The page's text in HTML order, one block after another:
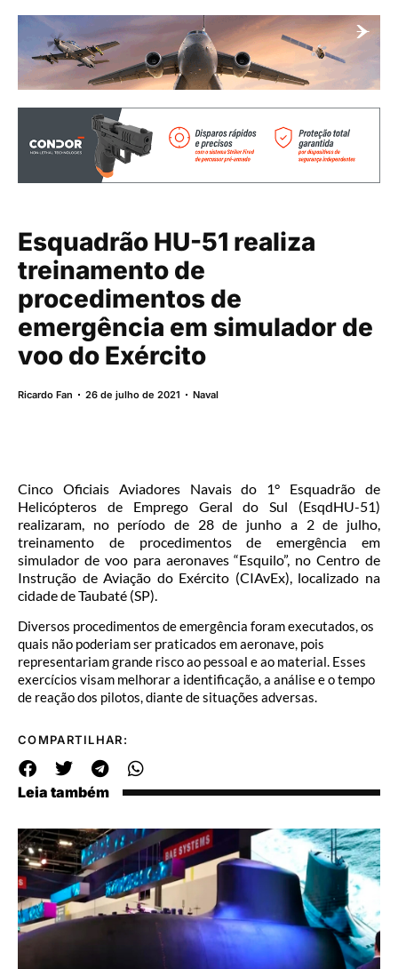
Esquadrão HU-51 realiza
treinamento de
procedimentos de
emergência em simulador de
voo do Exército
Ricardo Fan 26 de julho de 2021 Naval
Cinco Oficiais Aviadores Navais do 1° Esquadrão de
Helicópteros de Emprego Geral do Sul (EsqdHU-51)
realizaram, no período de 28 de junho a 2 de julho,
treinamento de procedimentos de emergência em
simulador de voo para aeronaves “Esquilo”, no Centro de
Instrução de Aviação do Exército (CIAvEx), localizado na
cidade de Taubaté (SP).
Diversos procedimentos de emergência foram executados, os
quais não poderiam ser praticados em aeronave, pois
representariam grande risco ao pessoal e ao material. Esses
exercícios visam melhorar a identificação, a análise e o tempo
de reação dos pilotos, diante de situações adversas.
COMPARTILHAR:
Leia também